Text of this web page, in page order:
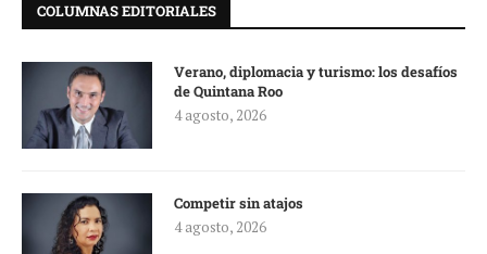
COLUMNAS EDITORIALES
Verano, diplomacia y turismo: los desafíos
de Quintana Roo
4 agosto, 2026
Competir sin atajos
4 agosto, 2026